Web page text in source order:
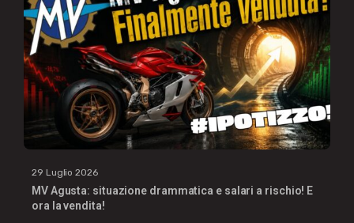
29 Luglio 2026
MV Agusta: situazione drammatica e salari a rischio! E
ora la vendita!